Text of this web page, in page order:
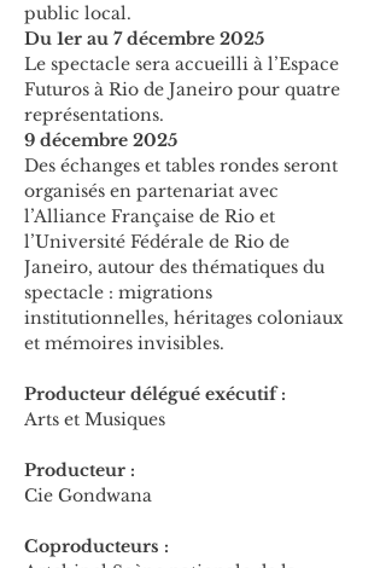
public local.
Du 1er au 7 décembre 2025
Le spectacle sera accueilli à l’Espace
Futuros à Rio de Janeiro pour quatre
représentations.
9 décembre 2025
Des échanges et tables rondes seront
organisés en partenariat avec
l’Alliance Française de Rio et
l’Université Fédérale de Rio de
Janeiro, autour des thématiques du
spectacle : migrations
institutionnelles, héritages coloniaux
et mémoires invisibles.
Producteur délégué exécutif :
Arts et Musiques
Producteur :
Cie Gondwana
Coproducteurs :